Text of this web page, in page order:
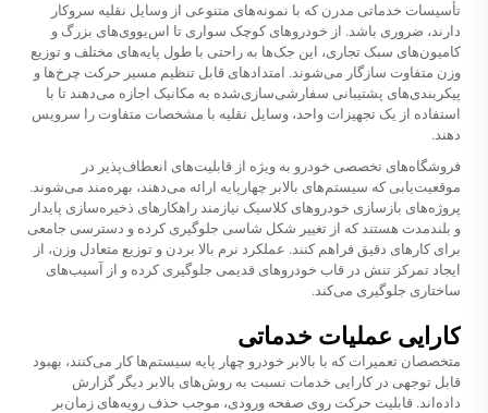
تأسیسات خدماتی مدرن که با نمونه‌های متنوعی از وسایل نقلیه سروکار
دارند، ضروری باشد. از خودروهای کوچک سواری تا اس‌یووی‌های بزرگ و
کامیون‌های سبک تجاری، این جک‌ها به راحتی با طول پایه‌های مختلف و توزیع
وزن متفاوت سازگار می‌شوند. امتدادهای قابل تنظیم مسیر حرکت چرخ‌ها و
پیکربندی‌های پشتیبانی سفارشی‌سازی‌شده به مکانیک اجازه می‌دهند تا با
استفاده از یک تجهیزات واحد، وسایل نقلیه با مشخصات متفاوت را سرویس
دهند.
فروشگاه‌های تخصصی خودرو به ویژه از قابلیت‌های انعطاف‌پذیر در
موقعیت‌یابی که سیستم‌های بالابر چهارپایه ارائه می‌دهند، بهره‌مند می‌شوند.
پروژه‌های بازسازی خودروهای کلاسیک نیازمند راهکارهای ذخیره‌سازی پایدار
و بلندمدت هستند که از تغییر شکل شاسی جلوگیری کرده و دسترسی جامعی
برای کارهای دقیق فراهم کنند. عملکرد نرم بالا بردن و توزیع متعادل وزن، از
ایجاد تمرکز تنش در قاب خودروهای قدیمی جلوگیری کرده و از آسیب‌های
ساختاری جلوگیری می‌کند.
کارایی عملیات خدماتی
متخصصان تعمیرات که با بالابر خودرو چهار پایه سیستم‌ها کار می‌کنند، بهبود
قابل توجهی در کارایی خدمات نسبت به روش‌های بالابر دیگر گزارش
داده‌اند. قابلیت حرکت روی صفحه ورودی، موجب حذف رویه‌های زمان‌بر